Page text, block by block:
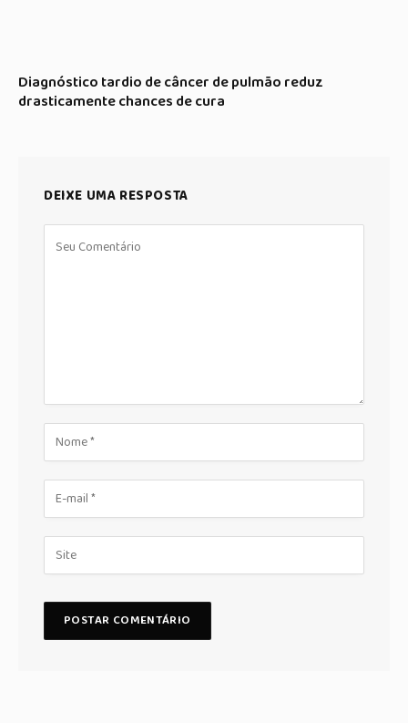
Diagnóstico tardio de câncer de pulmão reduz
drasticamente chances de cura
DEIXE UMA RESPOSTA